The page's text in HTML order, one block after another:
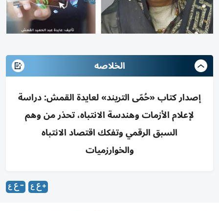
الخلاصه
إصدار كتاب «حُمّى التريند» لعايدة القمش: دراسة
لإعلام الأزمات وهندسة الانتباه، تحذر من وهم
السبق الرقمي وتفكك اقتصاد الانتباه
والخوارزميات